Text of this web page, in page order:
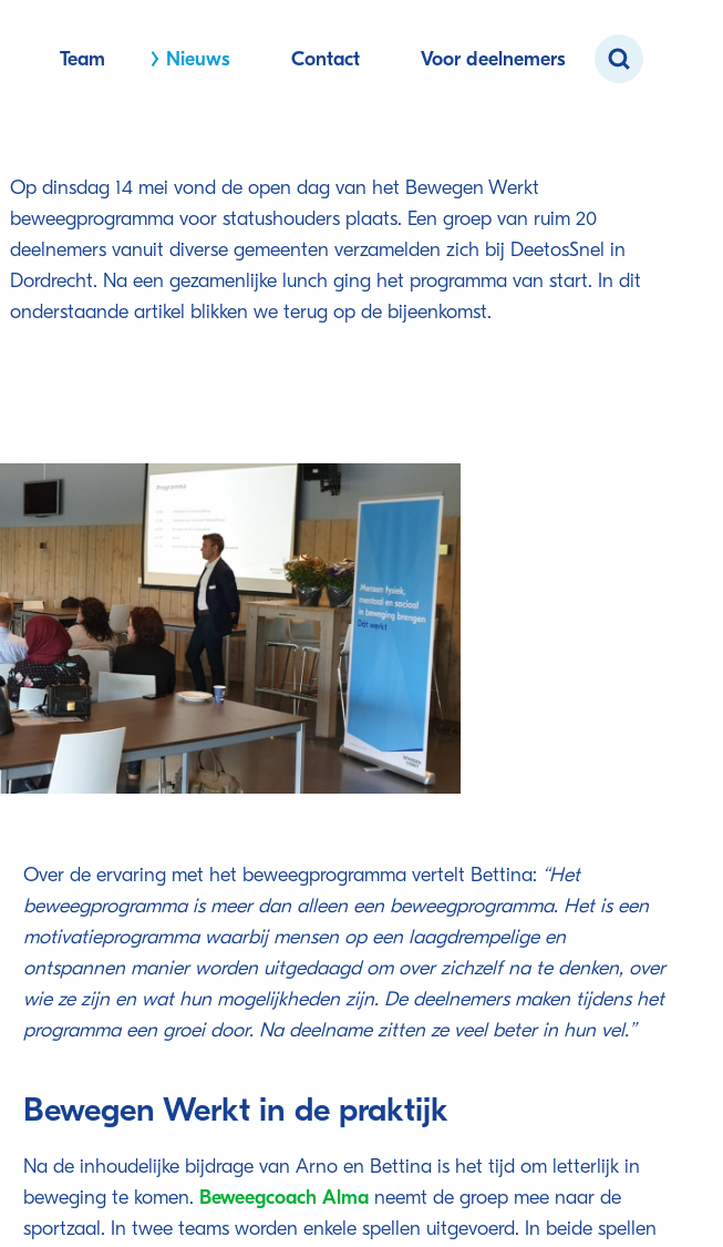
Team Nieuws Contact Voor deelnemers
Op dinsdag 14 mei vond de open dag van het Bewegen Werkt
beweegprogramma voor statushouders plaats. Een groep van ruim 20
deelnemers vanuit diverse gemeenten verzamelden zich bij DeetosSnel in
Dordrecht. Na een gezamenlijke lunch ging het programma van start. In dit
onderstaande artikel blikken we terug op de bijeenkomst.
Over de ervaring met het beweegprogramma vertelt Bettina: ‘‘Het
beweegprogramma is meer dan alleen een beweegprogramma. Het is een
motivatieprogramma waarbij mensen op een laagdrempelige en
ontspannen manier worden uitgedaagd om over zichzelf na te denken, over
wie ze zijn en wat hun mogelijkheden zijn. De deelnemers maken tijdens het
programma een groei door. Na deelname zitten ze veel beter in hun vel.’’
Bewegen Werkt in de praktijk
Na de inhoudelijke bijdrage van Arno en Bettina is het tijd om letterlijk in
beweging te komen. Beweegcoach Alma neemt de groep mee naar de
sportzaal. In twee teams worden enkele spellen uitgevoerd. In beide spellen